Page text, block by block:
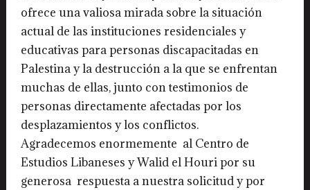
ofrece una valiosa mirada sobre la situación
actual de las instituciones residenciales y
educativas para personas discapacitadas en
Palestina y la destrucción a la que se enfrentan
muchas de ellas, junto con testimonios de
personas directamente afectadas por los
desplazamientos y los conflictos.
Agradecemos enormemente al Centro de
Estudios Libaneses y Walid el Houri por su
generosa respuesta a nuestra solicitud y por